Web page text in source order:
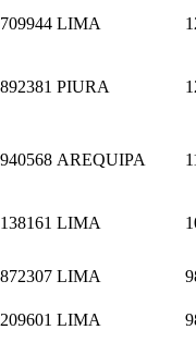
LIMA
PIURA
AREQUIPA
LIMA
LIMA
LIMA